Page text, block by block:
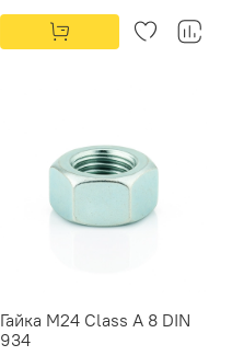
Гайка М24 Class A 8 DIN
934